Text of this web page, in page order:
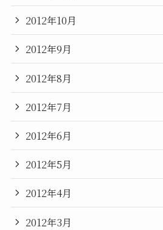
2012年10月
2012年9月
2012年8月
2012年7月
2012年6月
2012年5月
2012年4月
2012年3月